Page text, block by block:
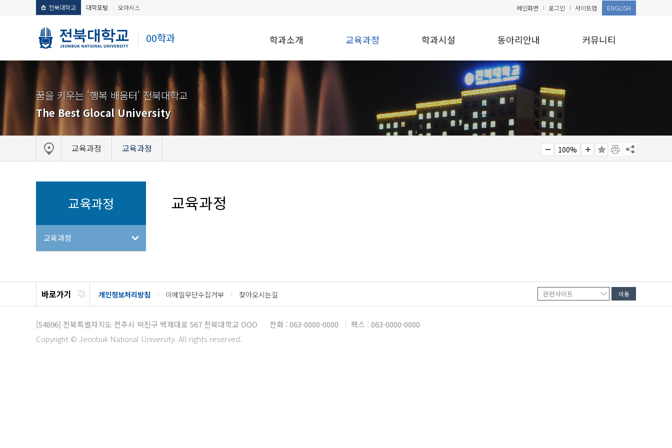
전북대학교 대학포털 오아시스
00학과
메인화면 로그인 사이트맵 ENGLISH
학과소개 교육과정 학과시설 동아리안내 커뮤니티
꿈을 키우는 '행복 배움터' 전북대학교
The Best Glocal University
교육과정 교육과정 100%
교육과정
교육과정
교육과정
바로가기 개인정보처리방침 이메일무단수집거부 찾아오시는길
[54896] 전북특별자치도 전주시 덕진구 백제대로 567 전북대학교 OOO 전화 : 063-0000-0000
팩스 : 063-0000-0000
Copyright © Jeonbuk National University. All rights reserved.